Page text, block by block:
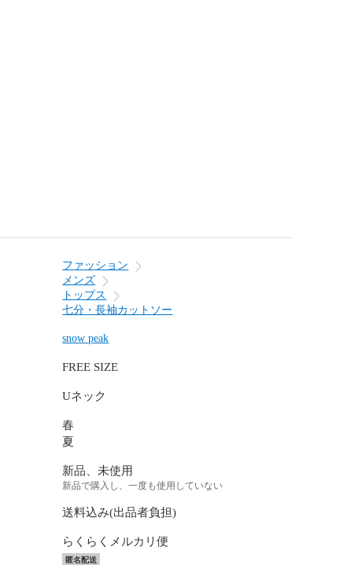
ファッション
メンズ
トップス
七分・長袖カットソー
snow peak
FREE SIZE
Uネック
春
夏
新品、未使用
新品で購入し、一度も使用していない
送料込み(出品者負担)
らくらくメルカリ便
匿名配送